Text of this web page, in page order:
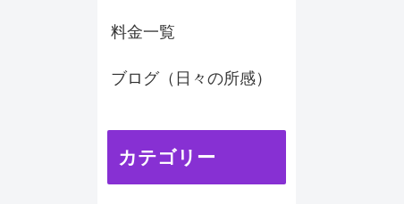
料金一覧
ブログ（日々の所感）
カテゴリー